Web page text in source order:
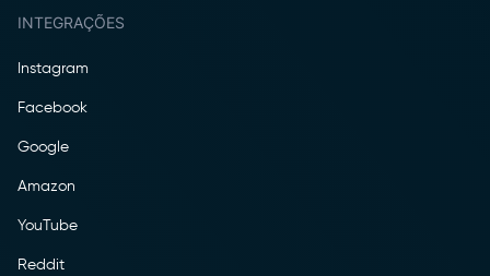
INTEGRAÇÕES
Instagram
Facebook
Google
Amazon
YouTube
Reddit